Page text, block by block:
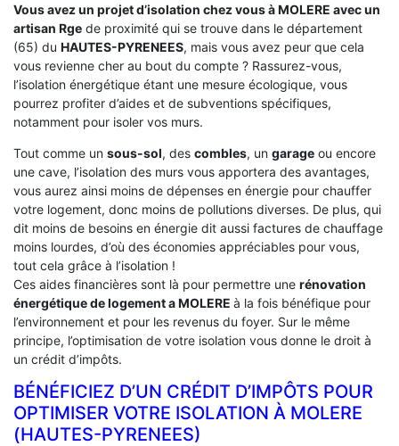
Vous avez un projet d’isolation chez vous à MOLERE avec un
artisan Rge de proximité qui se trouve dans le département
(65) du HAUTES-PYRENEES, mais vous avez peur que cela
vous revienne cher au bout du compte ? Rassurez-vous,
l’isolation énergétique étant une mesure écologique, vous
pourrez profiter d’aides et de subventions spécifiques,
notamment pour isoler vos murs.
Tout comme un sous-sol, des combles, un garage ou encore
une cave, l’isolation des murs vous apportera des avantages,
vous aurez ainsi moins de dépenses en énergie pour chauffer
votre logement, donc moins de pollutions diverses. De plus, qui
dit moins de besoins en énergie dit aussi factures de chauffage
moins lourdes, d’où des économies appréciables pour vous,
tout cela grâce à l’isolation !
Ces aides financières sont là pour permettre une rénovation
énergétique de logement aMOLERE à la fois bénéfique pour
l’environnement et pour les revenus du foyer. Sur le même
principe, l’optimisation de votre isolation vous donne le droit à
un crédit d’impôts.
BÉNÉFICIEZ D’UN CRÉDIT D’IMPÔTS POUR
OPTIMISER VOTRE ISOLATION À ‎MOLERE
(HAUTES-PYRENEES)